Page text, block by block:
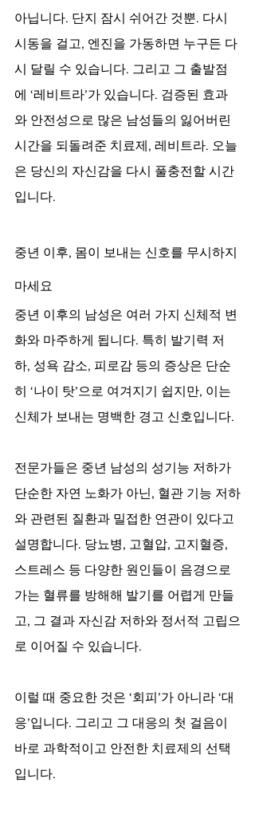
아닙니다. 단지 잠시 쉬어간 것뿐. 다시
시동을 걸고, 엔진을 가동하면 누구든 다
시 달릴 수 있습니다. 그리고 그 출발점
에 ‘레비트라’가 있습니다. 검증된 효과
와 안전성으로 많은 남성들의 잃어버린
시간을 되돌려준 치료제, 레비트라. 오늘
은 당신의 자신감을 다시 풀충전할 시간
입니다.
중년 이후, 몸이 보내는 신호를 무시하지
마세요
중년 이후의 남성은 여러 가지 신체적 변
화와 마주하게 됩니다. 특히 발기력 저
하, 성욕 감소, 피로감 등의 증상은 단순
히 ‘나이 탓’으로 여겨지기 쉽지만, 이는
신체가 보내는 명백한 경고 신호입니다.
전문가들은 중년 남성의 성기능 저하가
단순한 자연 노화가 아닌, 혈관 기능 저하
와 관련된 질환과 밀접한 연관이 있다고
설명합니다. 당뇨병, 고혈압, 고지혈증,
스트레스 등 다양한 원인들이 음경으로
가는 혈류를 방해해 발기를 어렵게 만들
고, 그 결과 자신감 저하와 정서적 고립으
로 이어질 수 있습니다.
이럴 때 중요한 것은 ‘회피’가 아니라 ‘대
응’입니다. 그리고 그 대응의 첫 걸음이
바로 과학적이고 안전한 치료제의 선택
입니다.